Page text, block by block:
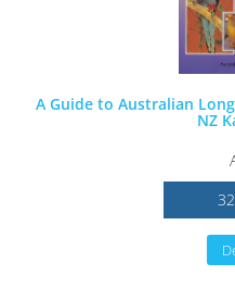
A Guide to Australian
NZ